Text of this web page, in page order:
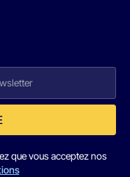
que vous acceptez nos